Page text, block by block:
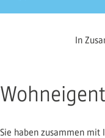
In
Sie haben zusammen mit